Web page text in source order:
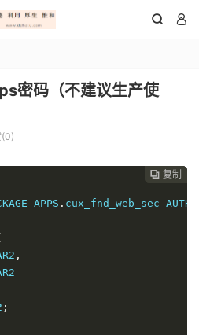
 
密码（不建议生产使
(0)
 复制
 复制
 复制
APPS . cux_fnd_web_sec AUTHID
,
;